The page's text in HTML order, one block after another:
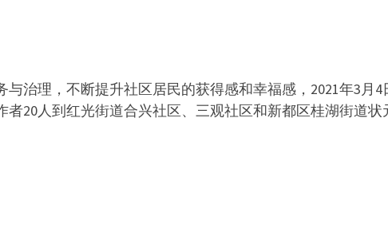
治理，不断提升社区居民的获得感和幸福感，2021年3月
20人到红光街道合兴社区、三观社区和新都区桂湖街道状